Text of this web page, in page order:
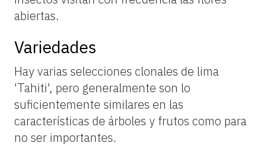
abiertas.
Variedades
Hay varias selecciones clonales de lima
'Tahiti', pero generalmente son lo
suficientemente similares en las
características de árboles y frutos como para
no ser importantes.